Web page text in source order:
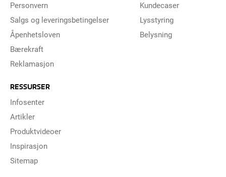
Personvern
Salgs og leveringsbetingelser
Åpenhetsloven
Bærekraft
Reklamasjon
Kundecaser
Lysstyring
Belysning
RESSURSER
Infosenter
Artikler
Produktvideoer
Inspirasjon
Sitemap